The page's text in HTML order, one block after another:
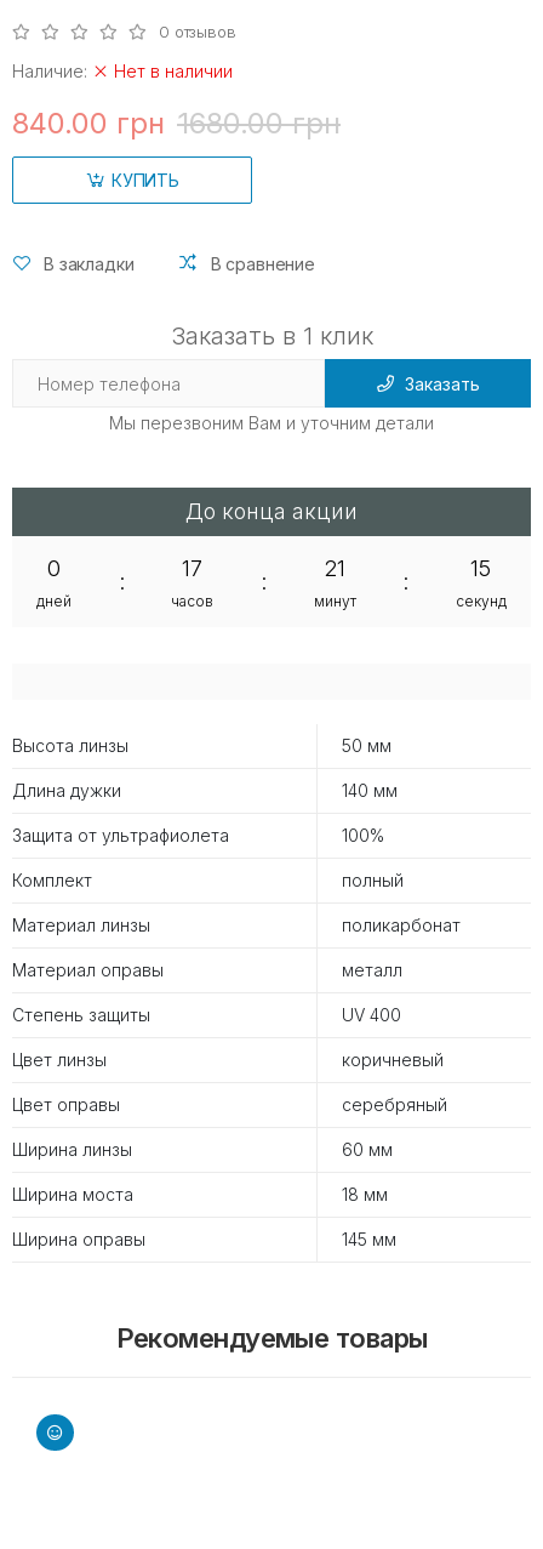
Высота линзы 50 мм
Длина дужки 140 мм
Защита от ультрафиолета 100%
Комплект полный
Материал линзы поликарбонат
Материал оправы металл
Степень защиты UV 400
Цвет линзы коричневый
Цвет оправы серебряный
Ширина линзы 60 мм
Ширина моста 18 мм
Ширина оправы 145 мм
0 отзывов
Наличие: Нет в наличии
840.00 грн 1680.00 грн
КУПИТЬ
В закладки В сравнение
Заказать в 1 клик
Заказать
Мы перезвоним Вам и уточним детали
До конца акции
0
дней
:
17
часов
:
21
минут
:
14
секунд
Рекомендуемые товары